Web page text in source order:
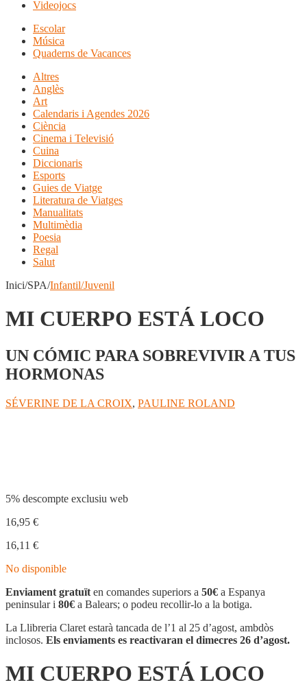
Videojocs
Escolar
Música
Quaderns de Vacances
Altres
Anglès
Art
Calendaris i Agendes 2026
Ciència
Cinema i Televisió
Cuina
Diccionaris
Esports
Guies de Viatge
Literatura de Viatges
Manualitats
Multimèdia
Poesia
Regal
Salut
Inici/SPA/Infantil/Juvenil
MI CUERPO ESTÁ LOCO
UN CÓMIC PARA SOBREVIVIR A TUS
HORMONAS
SÉVERINE DE LA CROIX, PAULINE ROLAND
5% descompte exclusiu web
16,95 €
16,11 €
No disponible
Enviament gratuït en comandes superiors a 50€ a Espanya
peninsular i 80€ a Balears; o podeu recollir-lo a la botiga.
La Llibreria Claret estarà tancada de l’1 al 25 d’agost, ambdòs
inclosos. Els enviaments es reactivaran el dimecres 26 d’agost.
MI CUERPO ESTÁ LOCO